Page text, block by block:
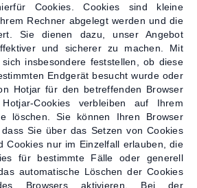
Cookies. Cookies sind kleine
Rechner abgelegt werden und die
Sie dienen dazu, unser Angebot
und sicherer zu machen. Mit
insbesondere feststellen, ob diese
Endgerät besucht wurde oder
Hotjar für den betreffenden Browser
Cookies verbleiben auf Ihrem
löschen. Sie können Ihren Browser
Sie über das Setzen von Cookies
Cookies nur im Einzelfall erlauben, die
für bestimmte Fälle oder generell
automatische Löschen der Cookies
Browsers aktivieren. Bei der